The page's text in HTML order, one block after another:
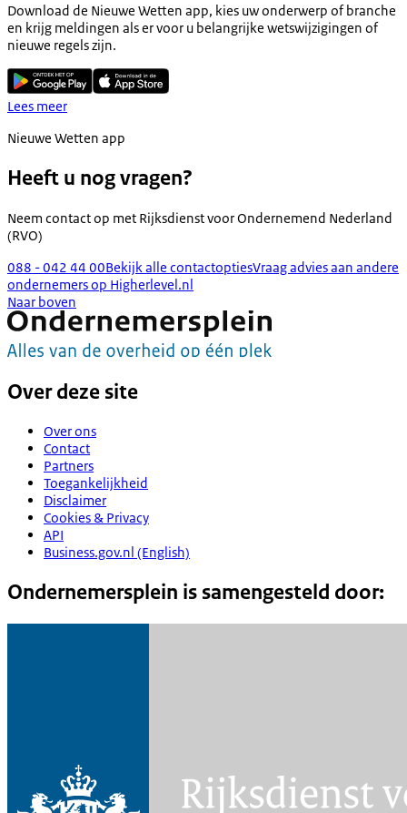
Download de Nieuwe Wetten app, kies uw onderwerp of branche
en krijg meldingen als er voor u belangrijke wetswijzigingen of
nieuwe regels zijn.
Lees meer
Nieuwe Wetten app
Heeft u nog vragen?
Neem contact op met Rijksdienst voor Ondernemend Nederland
(RVO)
088 - 042 44 00Bekijk alle contactoptiesVraag advies aan andere
ondernemers op Higherlevel.nl
Naar boven
Over deze site
Over ons
Contact
Partners
Toegankelijkheid
Disclaimer
Cookies & Privacy
API
Business.gov.nl (English)
Ondernemersplein is samengesteld door: